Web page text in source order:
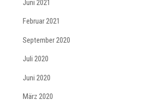
Juni 2021
Februar 2021
September 2020
Juli 2020
Juni 2020
März 2020